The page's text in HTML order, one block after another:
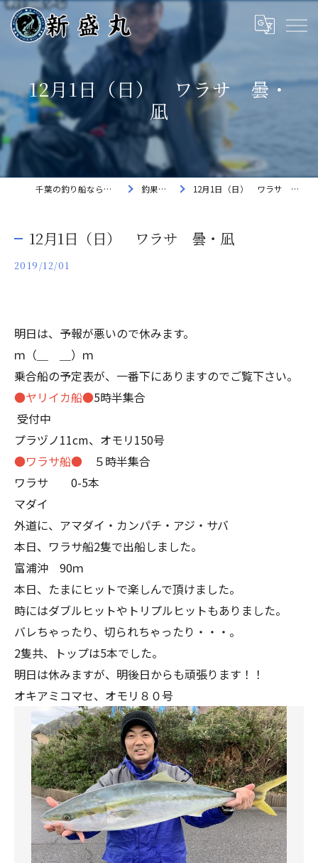
12月1日（日） ワラサ 曇・
凪
千葉の釣り船なら新盛丸 釣果速報 12月1日（日） ワラサ 曇・凪
12月1日（日） ワラサ 曇・凪
2019/12/01
明日は、予報が悪いので休みます。
ｍ（＿ ＿）ｍ
乗合船の予定表が、一番下にありますのでご覧下さい。
●ヤリイカ船●5時半集合
受付中
プラヅノ11cm、オモリ150号
●ワラサ船● ５時半集合
ワラサ 0-5本
マダイ
外道に、アマダイ・カンパチ・アジ・サバ
本日、ワラサ船2隻で出船しました。
富浦沖 90ｍ
本日、たまにヒットで楽しんで頂けました。
時にはダブルヒットやトリプルヒットもありました。
バレちゃったり、切られちゃったり・・・。
2隻共、トップは5本でした。
明日は休みますが、明後日からも頑張ります！！
オキアミコマセ、オモリ８０号